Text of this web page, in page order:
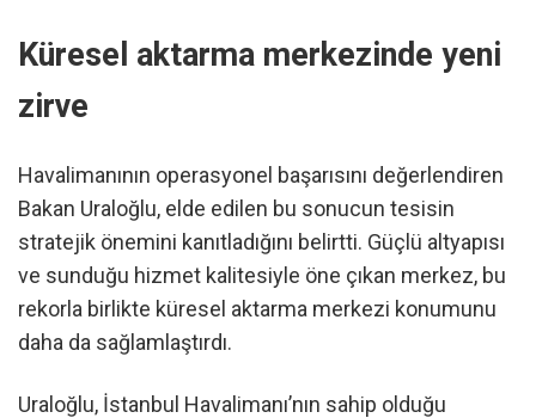
Küresel aktarma merkezinde yeni
zirve
Havalimanının operasyonel başarısını değerlendiren
Bakan Uraloğlu, elde edilen bu sonucun tesisin
stratejik önemini kanıtladığını belirtti. Güçlü altyapısı
ve sunduğu hizmet kalitesiyle öne çıkan merkez, bu
rekorla birlikte küresel aktarma merkezi konumunu
daha da sağlamlaştırdı.
Uraloğlu, İstanbul Havalimanı’nın sahip olduğu